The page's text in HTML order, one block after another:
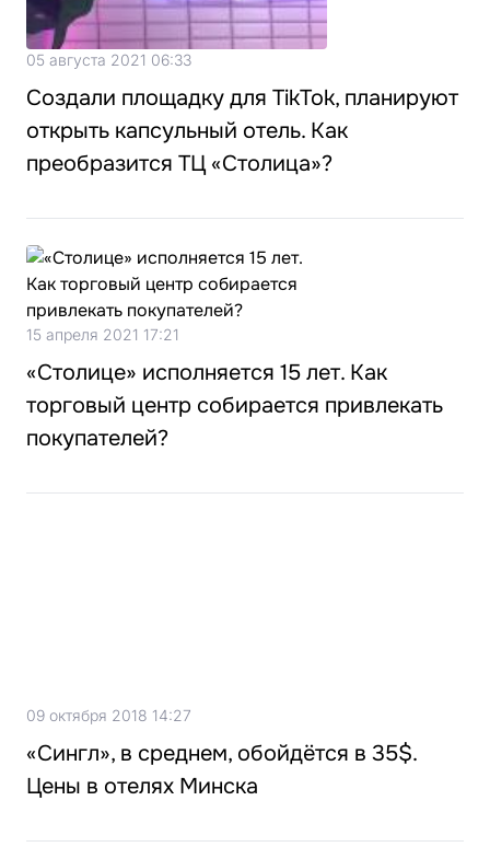
05 августа 2021 06:33
Создали площадку для TikTok, планируют
открыть капсульный отель. Как
преобразится ТЦ «Столица»?
15 апреля 2021 17:21
«Столице» исполняется 15 лет. Как
торговый центр собирается привлекать
покупателей?
09 октября 2018 14:27
«Сингл», в среднем, обойдётся в 35$.
Цены в отелях Минска